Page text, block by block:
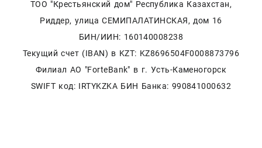
ТОО "Крестьянский дом" Республика Казахстан,
Риддер, улица СЕМИПАЛАТИНСКАЯ, дом 16
БИН/ИИН: 160140008238
Текущий счет (IBAN) в KZT: KZ8696504F0008873796
Филиал АО "ForteBank" в г. Усть-Каменогорск
SWIFT код: IRTYKZKA БИН Банка: 990841000632